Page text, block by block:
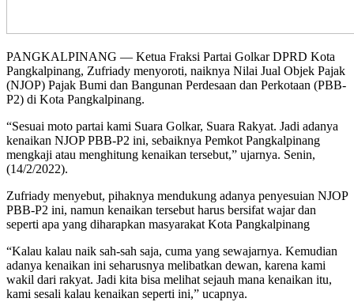
PANGKALPINANG — Ketua Fraksi Partai Golkar DPRD Kota
Pangkalpinang, Zufriady menyoroti, naiknya Nilai Jual Objek Pajak
(NJOP) Pajak Bumi dan Bangunan Perdesaan dan Perkotaan (PBB-
P2) di Kota Pangkalpinang.
“Sesuai moto partai kami Suara Golkar, Suara Rakyat. Jadi adanya
kenaikan NJOP PBB-P2 ini, sebaiknya Pemkot Pangkalpinang
mengkaji atau menghitung kenaikan tersebut,” ujarnya. Senin,
(14/2/2022).
Zufriady menyebut, pihaknya mendukung adanya penyesuian NJOP
PBB-P2 ini, namun kenaikan tersebut harus bersifat wajar dan
seperti apa yang diharapkan masyarakat Kota Pangkalpinang
“Kalau kalau naik sah-sah saja, cuma yang sewajarnya. Kemudian
adanya kenaikan ini seharusnya melibatkan dewan, karena kami
wakil dari rakyat. Jadi kita bisa melihat sejauh mana kenaikan itu,
kami sesali kalau kenaikan seperti ini,” ucapnya.